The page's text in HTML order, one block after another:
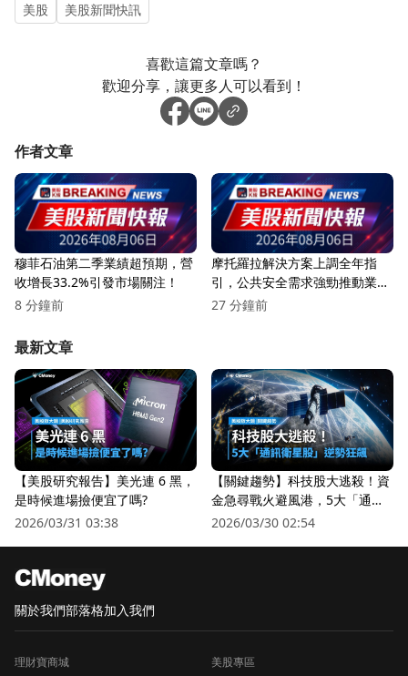
美股 美股新聞快訊
喜歡這篇文章嗎？
歡迎分享，讓更多人可以看到！
作者文章
穆菲石油第二季業績超預期，營
收增長33.2%引發市場關注！
8 分鐘前
摩托羅拉解決方案上調全年指
引，公共安全需求強勁推動業績
飆升
27 分鐘前
最新文章
【美股研究報告】美光連 6 黑，
是時候進場撿便宜了嗎?
2026/03/31 03:38
【關鍵趨勢】科技股大逃殺！資
金急尋戰火避風港，5大「通訊
衛星股」逆勢狂飆
2026/03/30 02:54
關於我們部落格加入我們
理財寶商城 美股專區